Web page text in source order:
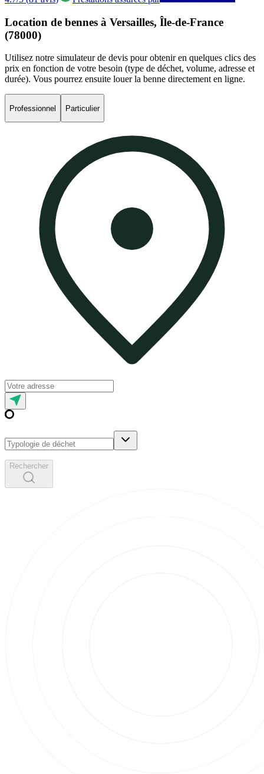
Location de bennes à Versailles, Île-de-France
(78000)
Utilisez notre simulateur de devis pour obtenir en quelques clics des
prix en fonction de votre besoin (type de déchet, volume, adresse et
durée). Vous pourrez ensuite louer la benne directement en ligne.
Professionnel Particulier
Rechercher